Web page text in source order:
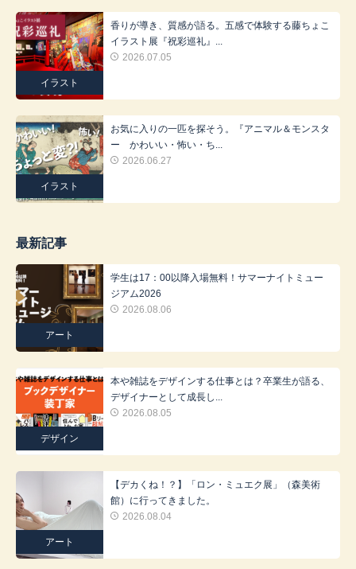
イラスト
香りが導き、質感が語る。五感で体験する藤ちょこ
イラスト展『祝彩巡礼』...
2026.07.05
イラスト
お気に入りの一匹を探そう。『アニマル＆モンスタ
ー かわいい・怖い・ち...
2026.06.27
最新記事
アート
学生は17：00以降入場無料！サマーナイトミュー
ジアム2026
2026.08.06
デザイン
本や雑誌をデザインする仕事とは？卒業生が語る、
デザイナーとして成長し...
2026.08.05
アート
【デカくね！？】「ロン・ミュエク展」（森美術
館）に行ってきました。
2026.08.04